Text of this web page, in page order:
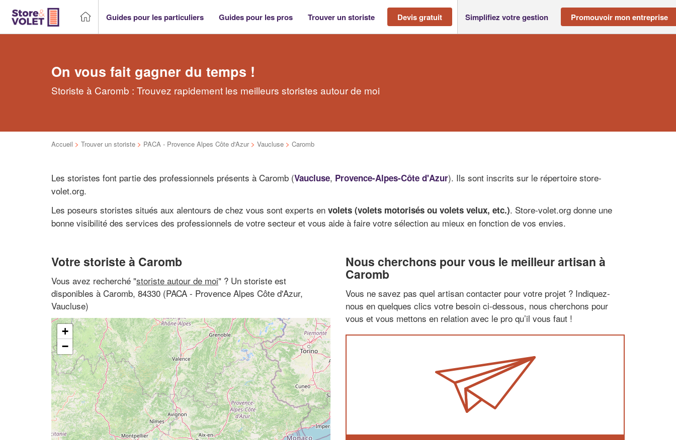
Guides pour les particuliers Guides pour les pros Trouver un storiste Devis gratuit Simplifiez votre gestion Promouvoir mon entreprise
On vous fait gagner du temps !
Storiste à Caromb : Trouvez rapidement les meilleurs storistes autour de moi
Accueil > Trouver un storiste > PACA - Provence Alpes Côte d'Azur > Vaucluse > Caromb
Les storistes font partie des professionnels présents à Caromb (Vaucluse, Provence-Alpes-Côte d'Azur). Ils sont inscrits sur le répertoire store-
volet.org.
Les poseurs storistes situés aux alentours de chez vous sont experts en volets (volets motorisés ou volets velux, etc.). Store-volet.org donne une
bonne visibilité des services des professionnels de votre secteur et vous aide à faire votre sélection au mieux en fonction de vos envies.
Votre storiste à Caromb
Vous avez recherché "storiste autour de moi" ? Un storiste est
disponibles à Caromb, 84330 (PACA - Provence Alpes Côte d'Azur,
Vaucluse)
+
−
Nous cherchons pour vous le meilleur artisan à
Caromb
Vous ne savez pas quel artisan contacter pour votre projet ? Indiquez-
nous en quelques clics votre besoin ci-dessous, nous cherchons pour
vous et vous mettons en relation avec le pro qu’il vous faut !